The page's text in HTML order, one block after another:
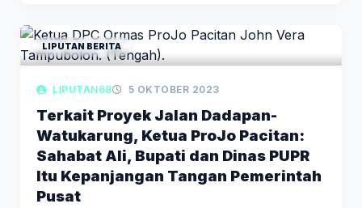
LIPUTAN BERITA
LIPUTAN68 5 OKTOBER 2023
Terkait Proyek Jalan Dadapan-
Watukarung, Ketua ProJo Pacitan:
Sahabat Ali, Bupati dan Dinas PUPR
Itu Kepanjangan Tangan Pemerintah
Pusat